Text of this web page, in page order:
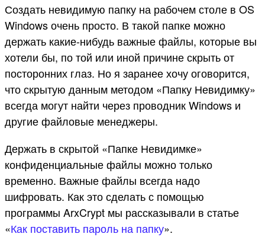
Создать невидимую папку на рабочем столе в OS
Windows очень просто. В такой папке можно
держать какие-нибудь важные файлы, которые вы
хотели бы, по той или иной причине скрыть от
посторонних глаз. Но я заранее хочу оговорится,
что скрытую данным методом «Папку Невидимку»
всегда могут найти через проводник Windows и
другие файловые менеджеры.
Держать в скрытой «Папке Невидимке»
конфиденциальные файлы можно только
временно. Важные файлы всегда надо
шифровать. Как это сделать с помощью
программы ArxCrypt мы рассказывали в статье
«Как поставить пароль на папку».